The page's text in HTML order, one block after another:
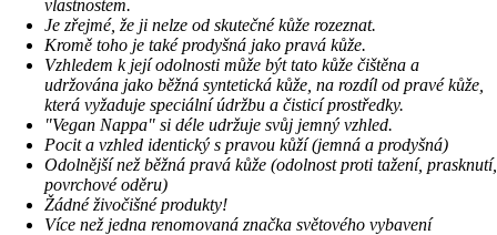
vlastnostem.
Je zřejmé, že ji nelze od skutečné kůže rozeznat.
Kromě toho je také prodyšná jako pravá kůže.
Vzhledem k její odolnosti může být tato kůže čištěna a
udržována jako běžná syntetická kůže, na rozdíl od pravé kůže,
která vyžaduje speciální údržbu a čisticí prostředky.
"Vegan Nappa" si déle udržuje svůj jemný vzhled.
Pocit a vzhled identický s pravou kůží (jemná a prodyšná)
Odolnější než běžná pravá kůže (odolnost proti tažení, prasknutí,
povrchové oděru)
Žádné živočišné produkty!
Více než jedna renomovaná značka světového vybavení